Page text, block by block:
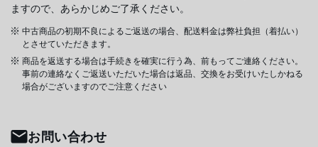
ますので、あらかじめご了承ください。
中古商品の初期不良によるご返送の場合、配送料金は弊社負担（着払い）
とさせていただきます。
商品を返送する場合は手続きを確実に行う為、前もってご連絡ください。
事前の連絡なくご返送いただいた場合は返品、交換をお受けいたしかねる
場合がございますのでご注意ください
お問い合わせ